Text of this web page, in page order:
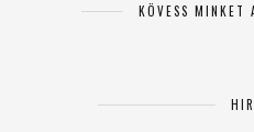
KÖVESS MINKET